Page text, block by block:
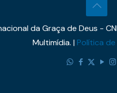
da Graça de Deus -
Multimídia. |Política